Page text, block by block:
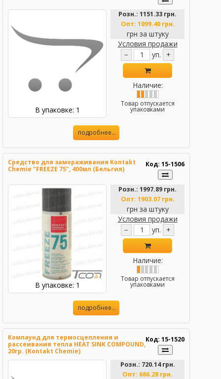
В упаковке: 1
Розн.: 1151.33 грн.
Опт: 1099.40 грн.
грн за штуку
Условия продажи
−
уп. +
Наличие:
Товар отпускается
упаковками
подробнее...
Средство для замораживания Kontakt
Chemie "FREEZE 75", 400мл (Бельгия)
Код: 15-1506
В упаковке: 1
Розн.: 1997.89 грн.
Опт: 1903.07 грн.
грн за штуку
Условия продажи
−
уп. +
Наличие:
Товар отпускается
упаковками
подробнее...
Компаунд для термосцепления и
рассеивания тепла HEAT SINK COMPOUND,
20гр. (Kontakt Chemie)
Код: 15-1520
Розн.: 720.14 грн.
Опт: 686.28 грн.